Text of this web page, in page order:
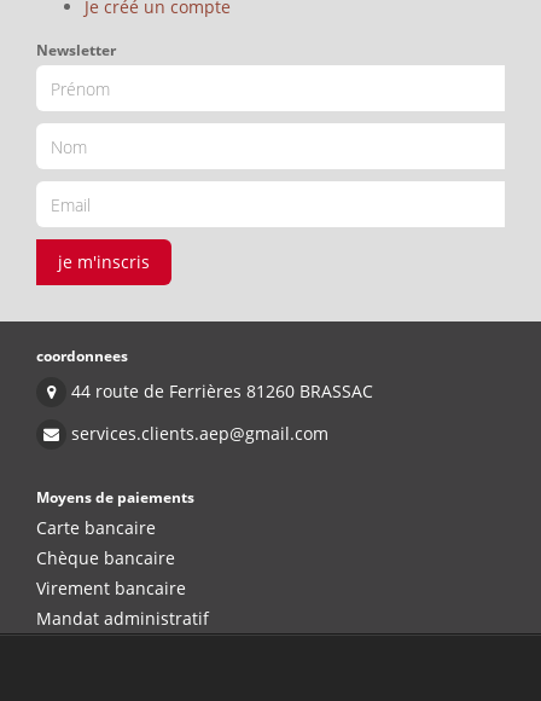
Je créé un compte
Newsletter
je m'inscris
coordonnees
44 route de Ferrières 81260 BRASSAC
services.clients.aep@gmail.com
Moyens de paiements
Carte bancaire
Chèque bancaire
Virement bancaire
Mandat administratif